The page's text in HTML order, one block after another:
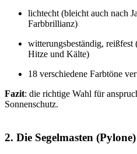
lichtecht (bleicht auch nach
Farbbrillianz)
witterungsbeständig,
Hitze und Kälte)
18 verschiedene Farbtöne
Fazit: die richtige Wahl für
Sonnenschutz.
2. Die Segelmasten (Pylone)